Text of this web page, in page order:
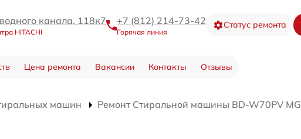
канала, 118к7
HITACHI
+7 (812) 214-73-42
Горячая линия
Статус ремонта
Цена ремонта Вакансии Контакты Отзывы
машин
Ремонт Стиральной машины BD-W70PV MG